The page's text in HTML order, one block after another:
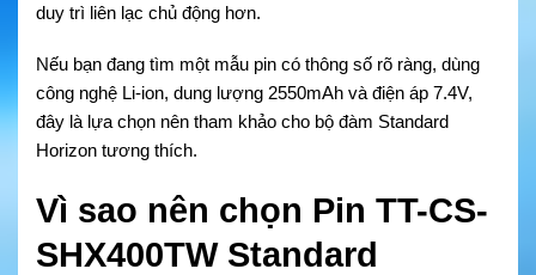
duy trì liên lạc chủ động hơn.
Nếu bạn đang tìm một mẫu pin có thông số rõ ràng, dùng
công nghệ Li-ion, dung lượng 2550mAh và điện áp 7.4V,
đây là lựa chọn nên tham khảo cho bộ đàm Standard
Horizon tương thích.
Vì sao nên chọn Pin TT-CS-
SHX400TW Standard